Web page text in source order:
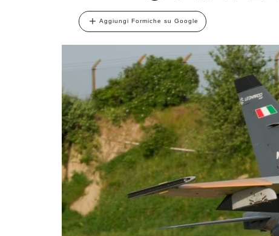
Aggiungi Formiche su Google